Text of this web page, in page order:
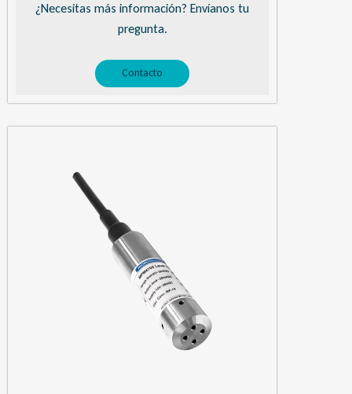
¿Necesitas más información? Envíanos tu
pregunta.
Contacto